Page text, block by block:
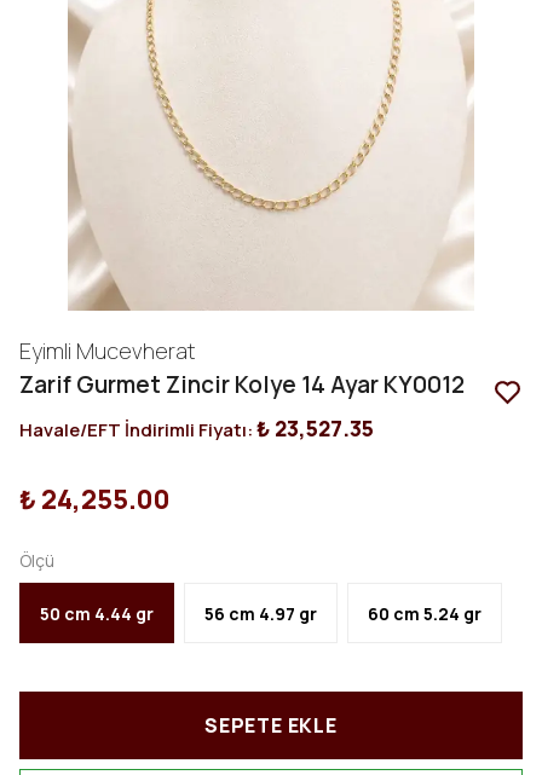
Eyimli Mucevherat
Zarif Gurmet Zincir Kolye 14 Ayar KY0012
Havale/EFT İndirimli Fiyatı:₺ 23,527.35
₺ 24,255.00
Ölçü
50 cm 4.44 gr 56 cm 4.97 gr 60 cm 5.24 gr
SEPETE EKLE